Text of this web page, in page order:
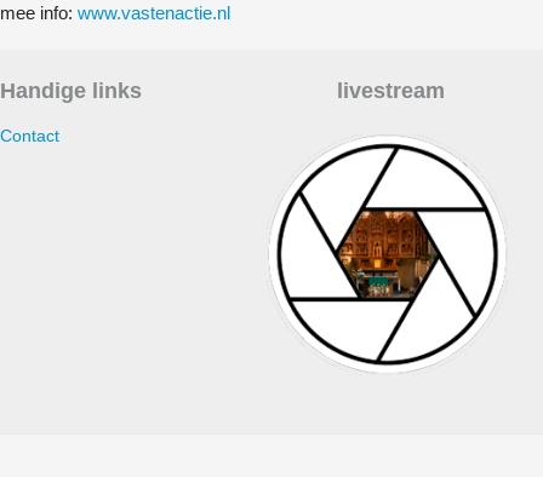
mee info: www.vastenactie.nl
Handige links
Contact
livestream